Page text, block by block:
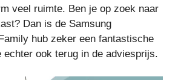
veel ruimte. Ben je op zoek naar
Dan is de Samsung
hub zeker een fantastische
echter ook terug in de adviesprijs.